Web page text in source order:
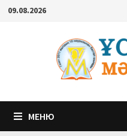
Перейти
содержимому
09.08.2026
МЕНЮ